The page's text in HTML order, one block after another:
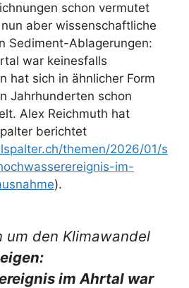
schon vermutet
aber wissenschaftliche
Sediment-Ablagerungen:
war keinesfalls
hat sich in ähnlicher Form
Jahrhunderten schon
Alex Reichmuth hat
berichtet
themen/2026/01/s
im-
).
um den Klimawandel
im Ahrtal war